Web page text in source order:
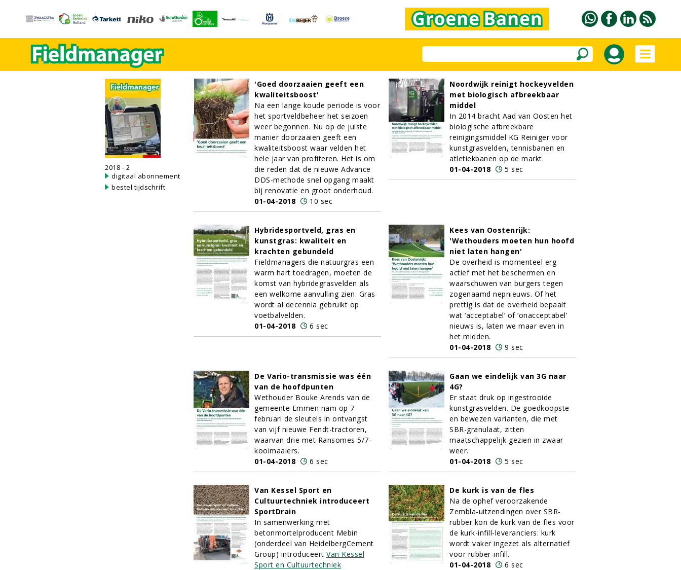
2018 - 2
digitaal abonnement
bestel tijdschrift
'Goed doorzaaien geeft een
kwaliteitsboost'
Na een lange koude periode is voor
het sportveldbeheer het seizoen
weer begonnen. Nu op de juiste
manier doorzaaien geeft een
kwaliteitsboost waar velden het
hele jaar van profiteren. Het is om
die reden dat de nieuwe Advance
DDS-methode snel opgang maakt
bij renovatie en groot onderhoud.
01-04-2018
10 sec
Noordwijk reinigt hockeyvelden
met biologisch afbreekbaar
middel
In 2014 bracht Aad van Oosten het
biologische afbreekbare
reinigingsmiddel KG Reiniger voor
kunstgrasvelden, tennisbanen en
atletiekbanen op de markt.
01-04-2018
5 sec
Hybridesportveld, gras en
kunstgras: kwaliteit en
krachten gebundeld
Fieldmanagers die natuurgras een
warm hart toedragen, moeten de
komst van hybridegrasvelden als
een welkome aanvulling zien. Gras
wordt al decennia gebruikt op
voetbalvelden.
01-04-2018
6 sec
Kees van Oostenrijk:
'Wethouders moeten hun hoofd
niet laten hangen'
De overheid is momenteel erg
actief met het beschermen en
waarschuwen van burgers tegen
zogenaamd nepnieuws. Of het
prettig is dat de overheid bepaalt
wat ‘acceptabel’ of ‘onacceptabel’
nieuws is, laten we maar even in
het midden.
01-04-2018
9 sec
De Vario-transmissie was één
van de hoofdpunten
Wethouder Bouke Arends van de
gemeente Emmen nam op 7
februari de sleutels in ontvangst
van vijf nieuwe Fendt-tractoren,
waarvan drie met Ransomes 5/7-
kooimaaiers.
01-04-2018
6 sec
Gaan we eindelijk van 3G naar
4G?
Er staat druk op ingestrooide
kunstgrasvelden. De goedkoopste
en bewezen varianten, die met
SBR-granulaat, zitten
maatschappelijk gezien in zwaar
weer.
01-04-2018
5 sec
Van Kessel Sport en
Cultuurtechniek introduceert
SportDrain
In samenwerking met
betonmortelproducent Mebin
(onderdeel van HeidelbergCement
Group) introduceert Van Kessel
Sport en Cultuurtechniek
De kurk is van de fles
Na de ophef veroorzakende
Zembla-uitzendingen over SBR-
rubber kon de kurk van de fles voor
de kurk-infill-leveranciers: kurk
wordt vaker ingezet als alternatief
voor rubber-infill.
01-04-2018
6 sec